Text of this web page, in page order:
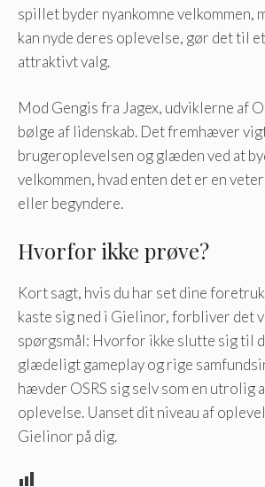
spillet byder nyankomne velkommen,
kan nyde deres oplevelse, gør det til
attraktivt valg.
Mod Gengis fra Jagex, udviklerne af
bølge af lidenskab. Det fremhæver
brugeroplevelsen og glæden ved at
velkommen, hvad enten det er en
eller begyndere.
Hvorfor ikke prøve?
Kort sagt, hvis du har set dine
kaste sig ned i Gielinor, forbliver det
spørgsmål: Hvorfor ikke slutte sig til
glædeligt gameplay og rige
hævder OSRS sig selv som en utrolig
oplevelse. Uanset dit niveau af
Gielinor på dig.